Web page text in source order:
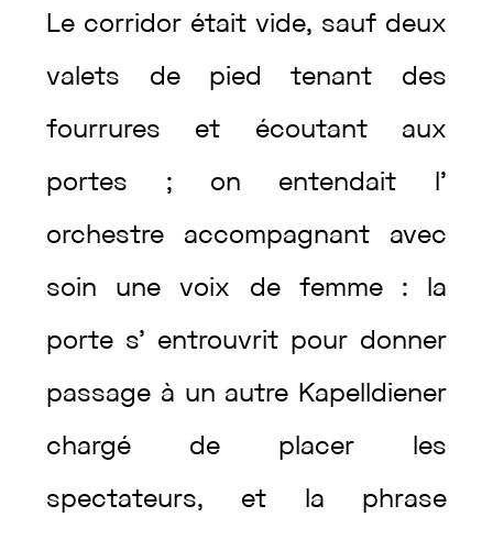
Le corridor était vide, sauf deux
valets de piedtenant des
fourrures et écoutant aux
portes ; on entendait l’
orchestre accompagnant avec
soin unevoix de femme : la
porte s’ entrouvrit pour donner
passage à un autre Kapelldiener
chargé de placer les
spectateurs, et la phrase